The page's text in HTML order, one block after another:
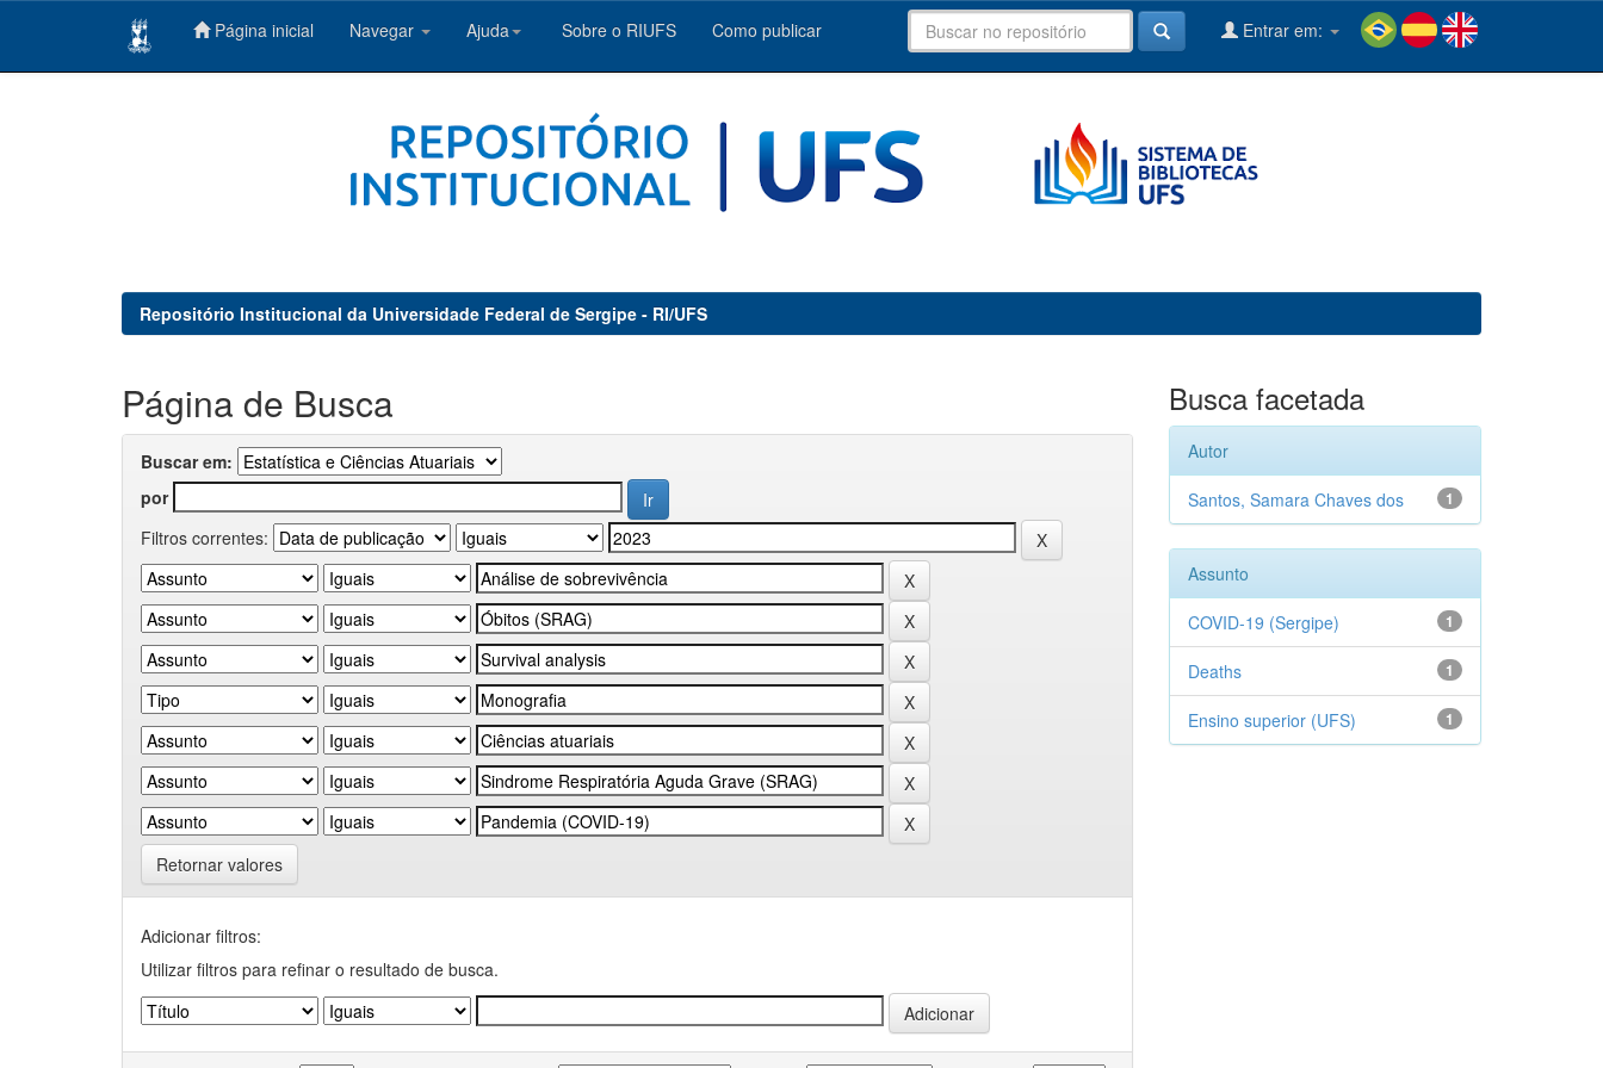
Página inicial Navegar Ajuda Sobre o RIUFS Como publicar Entrar em:
Repositório Institucional da Universidade Federal de Sergipe - RI/UFS
Página de Busca
Buscar em:
por
Filtros correntes:
Retornar valores
Adicionar filtros:
Utilizar filtros para refinar o resultado de busca.
Busca facetada
Autor
1
Santos, Samara Chaves dos
Assunto
1
COVID-19 (Sergipe)
1
Deaths
1
Ensino superior (UFS)